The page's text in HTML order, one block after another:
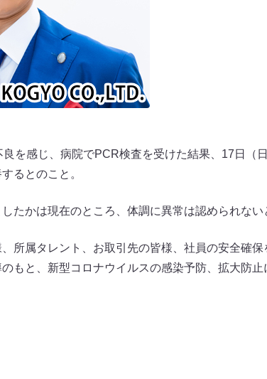
を感じ、病院でPCR検査を受けた結果、17日（
るとのこと。
たかは現在のところ、体調に異常は認められない
所属タレント、お取引先の皆様、社員の安全確
もと、新型コロナウイルスの感染予防、拡大防止